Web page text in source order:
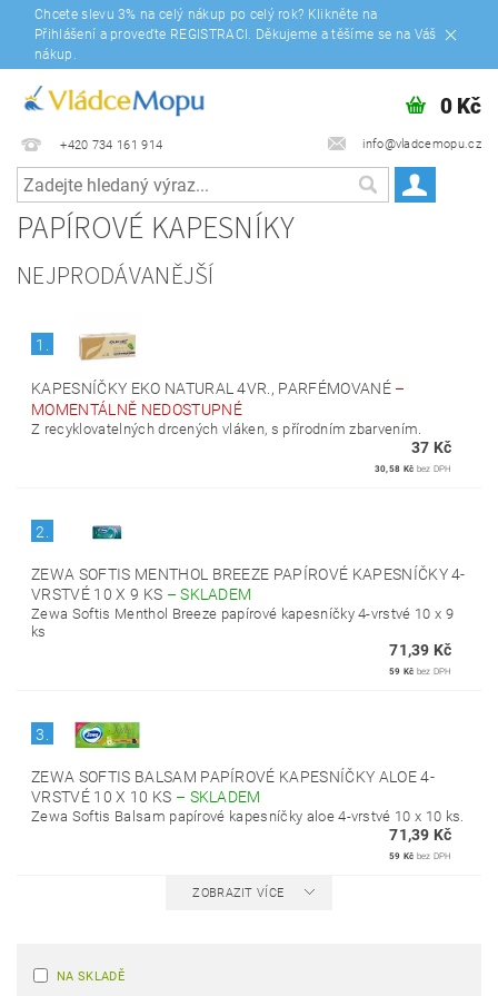
Chcete slevu 3% na celý nákup po celý rok? Klikněte na
Přihlášení a proveďte REGISTRACI. Děkujeme a těšíme se na Váš
nákup.
+420 734 161 914 info@vladcemopu.cz
0 Kč
PAPÍROVÉ KAPESNÍKY
NEJPRODÁVANĚJŠÍ
1.
KAPESNÍČKY EKO NATURAL 4VR., PARFÉMOVANÉ –
MOMENTÁLNĚ NEDOSTUPNÉ
Z recyklovatelných drcených vláken, s přírodním zbarvením.
37 Kč
30,58 Kč bez DPH
2.
ZEWA SOFTIS MENTHOL BREEZE PAPÍROVÉ KAPESNÍČKY 4-
VRSTVÉ 10 X 9 KS –SKLADEM
Zewa Softis Menthol Breeze papírové kapesníčky 4-vrstvé 10 x 9
ks
71,39 Kč
59 Kč bez DPH
3.
ZEWA SOFTIS BALSAM PAPÍROVÉ KAPESNÍČKY ALOE 4-
VRSTVÉ 10 X 10 KS – SKLADEM
Zewa Softis Balsam papírové kapesníčky aloe 4-vrstvé 10 x 10 ks.
71,39 Kč
59 Kč bez DPH
ZOBRAZIT VÍCE
NA SKLADĚ